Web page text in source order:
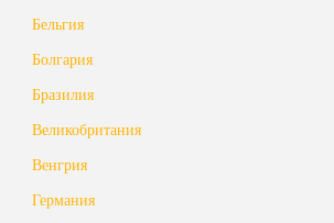
Бельгия
Болгария
Бразилия
Великобритания
Венгрия
Германия